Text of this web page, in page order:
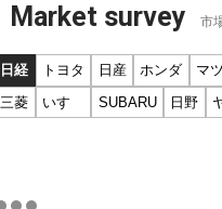
Market survey 市
日経 トヨタ 日産 ホンダ マ
三菱
いすゞ SUBARU 日野